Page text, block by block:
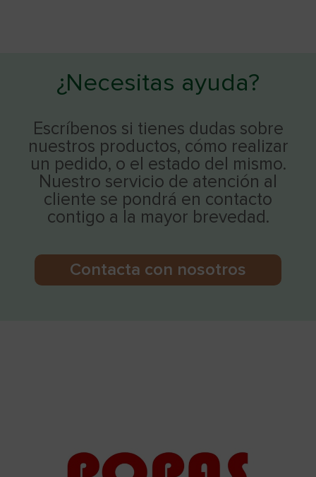
¿Necesitas ayuda?
Escríbenos si tienes dudas sobre
nuestros productos, cómo realizar
un pedido, o el estado del mismo.
Nuestro servicio de atención al
cliente se pondrá en contacto
contigo a la mayor brevedad.
Contacta con nosotros